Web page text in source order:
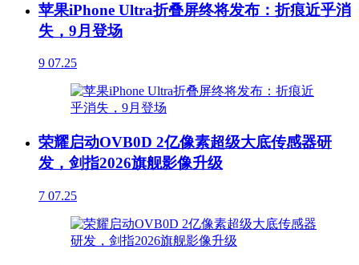
苹果iPhone Ultra折叠屏终将发布：折痕近乎消
失，9月登场
9 07.25
荣耀启动OVB0D 2亿像素超级大底传感器研
发，剑指2026旗舰影像升级
7 07.25